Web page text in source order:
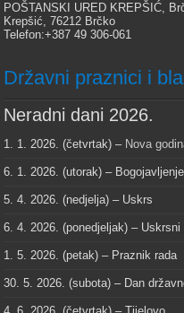
POŠTANSKI URED KREPŠIĆ,
Krepšić, 76212 Brčko
Telefon:+387 49 306-061
Državni praznici i
Neradni dani 2026.
1. 1. 2026. (četvrtak) – Nova
6. 1. 2026. (utorak) –
5. 4. 2026. (nedjelja) – Uskrs
6. 4. 2026. (ponedjeljak) – Uskrsni
1. 5. 2026. (petak) – Praznik rada
30. 5. 2026. (subota) – Dan